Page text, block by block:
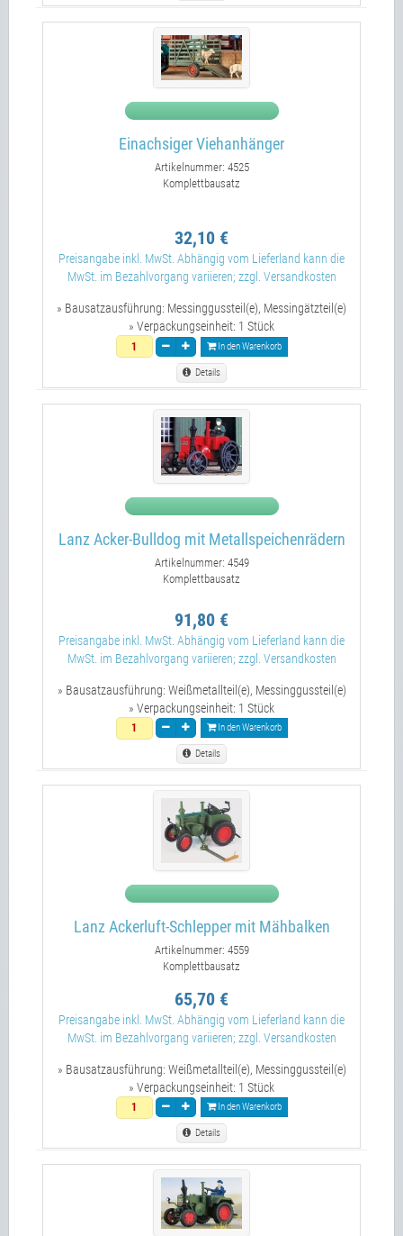
Einachsiger Viehanhänger
Artikelnummer: 4525
Komplettbausatz
32,10 €
Preisangabe inkl. MwSt. Abhängig vom Lieferland kann die
MwSt. im Bezahlvorgang variieren; zzgl. Versandkosten
» Bausatzausführung: Messinggussteil(e), Messingätzteil(e)
» Verpackungseinheit: 1 Stück
In den Warenkorb
Details
Lanz Acker-Bulldog mit Metallspeichenrädern
Artikelnummer: 4549
Komplettbausatz
91,80 €
Preisangabe inkl. MwSt. Abhängig vom Lieferland kann die
MwSt. im Bezahlvorgang variieren; zzgl. Versandkosten
» Bausatzausführung: Weißmetallteil(e), Messinggussteil(e)
» Verpackungseinheit: 1 Stück
In den Warenkorb
Details
Lanz Ackerluft-Schlepper mit Mähbalken
Artikelnummer: 4559
Komplettbausatz
65,70 €
Preisangabe inkl. MwSt. Abhängig vom Lieferland kann die
MwSt. im Bezahlvorgang variieren; zzgl. Versandkosten
» Bausatzausführung: Weißmetallteil(e), Messinggussteil(e)
» Verpackungseinheit: 1 Stück
In den Warenkorb
Details